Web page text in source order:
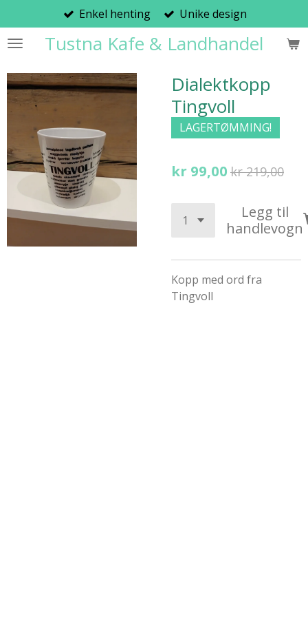
til
hovedinnholdTustna Kafe & Landhandel
Enkel henting Unike design
Dialektkopp
Tingvoll
LAGERTØMMING!
kr 99,00 kr 219,00
Legg til
handlevogn
Kopp med ord fra
Tingvoll